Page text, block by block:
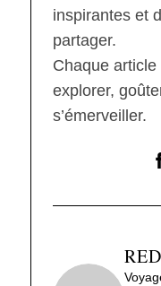
inspirantes et
partager.
Chaque
explorer,
s’émerveiller.